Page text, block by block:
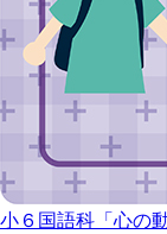
小６国語科「心の